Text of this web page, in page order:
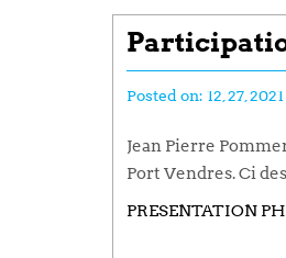
Posted on: 12, 27, 2021
Jean Pierre
Port Vendres. Ci
PRESENTATION